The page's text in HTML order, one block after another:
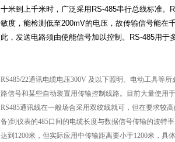
十米到上千米时，广泛采用 RS-485串行总线标准。
敏度，能检测低至200mV的电压，故传输信号能在
此，发送电路须由使能信号加以控制。
RS-485用于
RS485/22通讯电缆电压300V 及以下照明、电动工具等
路信号和某些自动装置用传输控制线路。目前大量使用
RS485通讯线在一般场合采用双绞线就可，但在要求较
备)到仪表的485口间的电缆长度与数据信号传输的波特
达到 1200米，但实际应用中传输距离要小于1200米，具